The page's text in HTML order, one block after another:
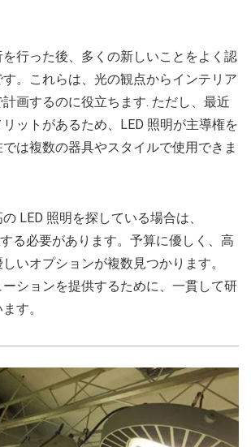
行った後、多くの新しいことをよく認
。これらは、光の観点からインテリア
画するのに役立ちます. ただし、最近
ットがあるため、LED 照明が主導権を
は複数の器具やスタイルで使用できま
LED 照明を探している場合は、
る必要があります。予算に優しく、高
いオプションが複数見つかります。
ションを提供するために、一貫して研
す。